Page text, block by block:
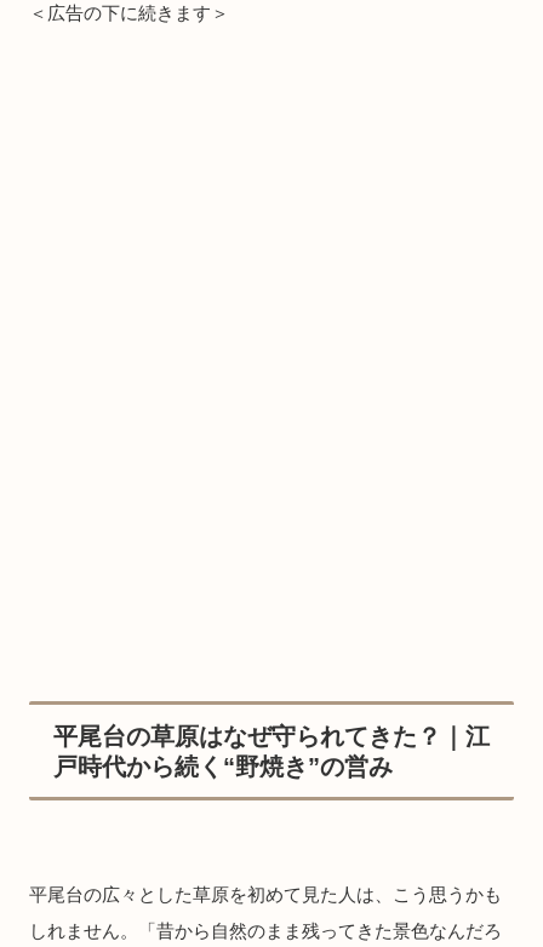
＜広告の下に続きます＞
平尾台の草原はなぜ守られてきた？｜江
戸時代から続く“野焼き”の営み
平尾台の広々とした草原を初めて見た人は、こう思うかも
しれません。「昔から自然のまま残ってきた景色なんだろ